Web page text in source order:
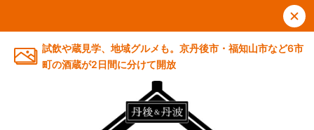
試飲や蔵見学、地域グルメも。京丹後市・福知山市など6市
町の酒蔵が2日間に分けて開放